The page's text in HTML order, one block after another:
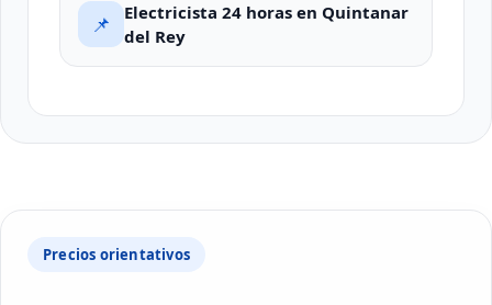
📌
Electricista 24 horas en Quintanar
del Rey
Precios orientativos